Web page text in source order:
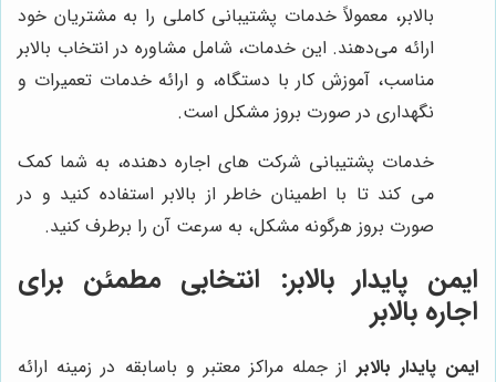
بالابر، معمولاً خدمات پشتیبانی کاملی را به مشتریان خود
ارائه می‌دهند. این خدمات، شامل مشاوره در انتخاب بالابر
مناسب، آموزش کار با دستگاه، و ارائه خدمات تعمیرات و
نگهداری در صورت بروز مشکل است.
خدمات پشتیبانی شرکت های اجاره دهنده، به شما کمک
می کند تا با اطمینان خاطر از بالابر استفاده کنید و در
صورت بروز هرگونه مشکل، به سرعت آن را برطرف کنید.
ایمن پایدار بالابر: انتخابی مطمئن برای
اجاره بالابر
ایمن پایدار بالابر از جمله مراکز معتبر و باسابقه در زمینه ارائه